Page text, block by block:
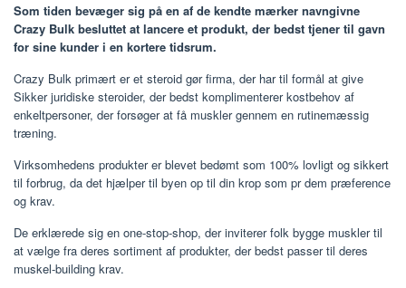
Som tiden bevæger sig på en af ​​de kendte mærker navngivne
Crazy Bulk besluttet at lancere et produkt, der bedst tjener til gavn
for sine kunder i en kortere tidsrum.
Crazy Bulk primært er et steroid gør firma, der har til formål at give
Sikker juridiske steroider, der bedst komplimenterer kostbehov af
enkeltpersoner, der forsøger at få muskler gennem en rutinemæssig
træning.
Virksomhedens produkter er blevet bedømt som 100% lovligt og sikkert
til forbrug, da det hjælper til byen op til din krop som pr dem præference
og krav.
De erklærede sig en one-stop-shop, der inviterer folk bygge muskler til
at vælge fra deres sortiment af produkter, der bedst passer til deres
muskel-building krav.